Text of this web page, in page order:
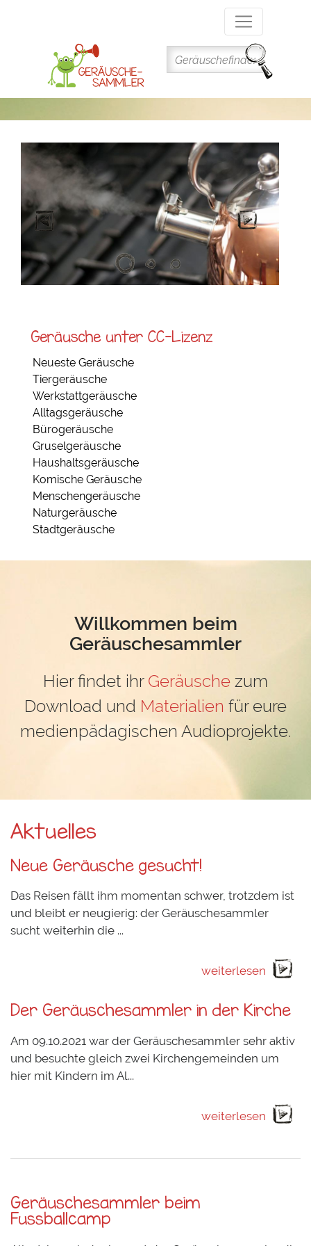
Inhalt
Geräusche unter CC-Lizenz
Neueste Geräusche
Tiergeräusche
Werkstattgeräusche
Alltagsgeräusche
Bürogeräusche
Gruselgeräusche
Haushaltsgeräusche
Komische Geräusche
Menschengeräusche
Naturgeräusche
Stadtgeräusche
Willkommen beim
Geräuschesammler
Hier findet ihr Geräusche zum
Download und Materialien für eure
medienpädagischen Audioprojekte.
Aktuelles
Neue Geräusche gesucht!
Das Reisen fällt ihm momentan schwer, trotzdem ist
und bleibt er neugierig: der Geräuschesammler
sucht weiterhin die ...
weiterlesen
Der Geräuschesammler in der Kirche
Am 09.10.2021 war der Geräuschesammler sehr aktiv
und besuchte gleich zwei Kirchengemeinden um
hier mit Kindern im Al...
weiterlesen
Geräuschesammler beim
Fussballcamp